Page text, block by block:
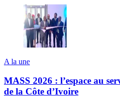
A la une
MASS 2026 : l’espace au
de la Côte d’Ivoire